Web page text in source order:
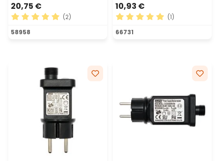
20,75 €
Durchschnittliche Bewertung von 5 von 5 Sternen
(2)
58958
10,93 €
Durchschnittliche
(1)
66731